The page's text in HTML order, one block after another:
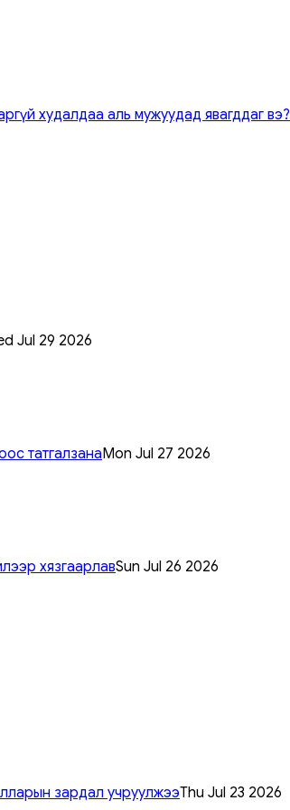
худалдаа аль мужуудад явагддаг вэ?
Jul 29 2026
татгалзанаMon Jul 27 2026
хязгаарлавSun Jul 26 2026
зардал учруулжээThu Jul 23 2026